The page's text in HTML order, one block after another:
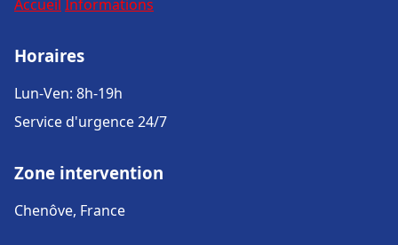
Accueil Informations
Horaires
Lun-Ven: 8h-19h
Service d'urgence 24/7
Zone intervention
Chenôve, France